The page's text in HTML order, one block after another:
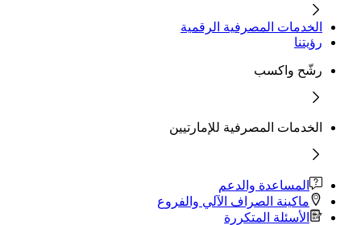
الخدمات المصرفية الرقمية
رؤيتنا
رشّح واكسب
الخدمات المصرفية للإمارتيين
المساعدة والدعم
ماكينة الصراف الآلي والفروع
الأسئلة المتكررة